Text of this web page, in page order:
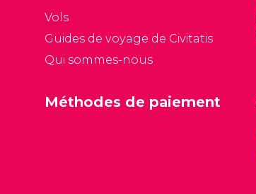
Vols
Guides de voyage de Civitatis
Qui sommes-nous
Méthodes de paiement